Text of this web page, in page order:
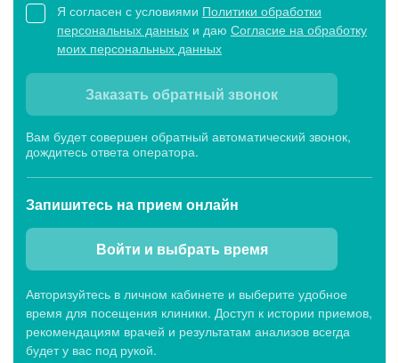
Я согласен с условиями Политики обработки
персональных данных и даю Согласие на обработку
моих персональных данных
Заказать обратный звонок
Вам будет совершен обратный автоматический звонок,
дождитесь ответа оператора.
Запишитесь на прием онлайн
Войти и выбрать время
Авторизуйтесь в личном кабинете и выберите удобное
время для посещения клиники. Доступ к истории приемов,
рекомендациям врачей и результатам анализов всегда
будет у вас под рукой.